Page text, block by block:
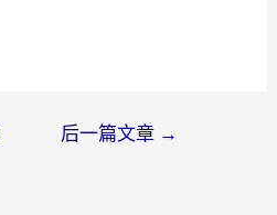
后一篇文章 →